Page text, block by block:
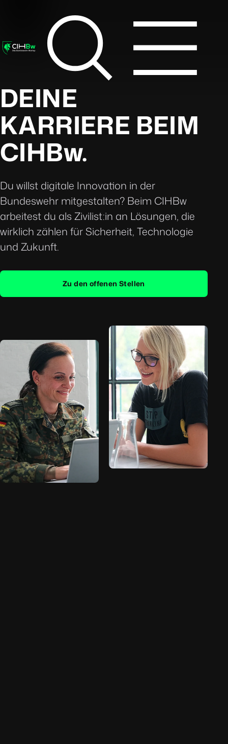
DEINE
KARRIERE BEIM
CIHBw.
Du willst digitale Innovation in der
Bundeswehr mitgestalten? Beim CIHBw
arbeitest du als Zivilist:in an Lösungen, die
wirklich zählen für Sicherheit, Technologie
und Zukunft.
Zu den offenen Stellen